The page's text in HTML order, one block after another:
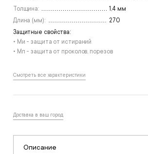
Толщина:
1,4 мм
Длина (мм):
270
Защитные свойства:
• Ми - защита от истираний
• Мп - защита от проколов, порезов
Смотреть все характеристики
Доставка в ваш город
Описание